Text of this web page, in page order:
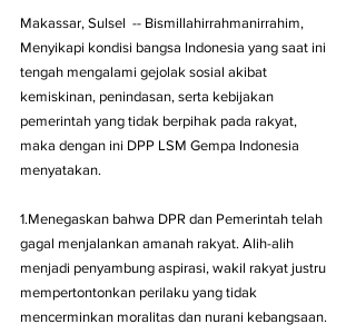
Makassar, Sulsel  -- Bismillahirrahmanirrahim,
Menyikapi kondisi bangsa Indonesia yang saat ini
tengah mengalami gejolak sosial akibat
kemiskinan, penindasan, serta kebijakan
pemerintah yang tidak berpihak pada rakyat,
maka dengan ini DPP LSM Gempa Indonesia
menyatakan.
1.Menegaskan bahwa DPR dan Pemerintah telah
gagal menjalankan amanah rakyat. Alih-alih
menjadi penyambung aspirasi, wakil rakyat justru
mempertontonkan perilaku yang tidak
mencerminkan moralitas dan nurani kebangsaan.